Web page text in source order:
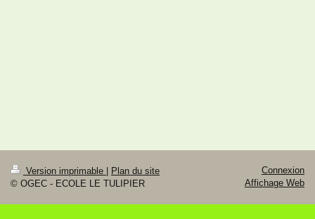
Version imprimable
Plan du site
© OGEC - ECOLE LE TULIPIER
Connexion
Affichage Web